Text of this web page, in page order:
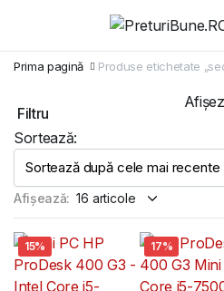
Prima pagină Produse etichetate
Filtru
Sortează:
Afișează:
15% 17%